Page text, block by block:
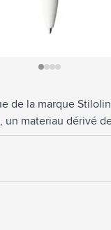
de la marque
un materiau dérivé
et
Avec « from
Fabriqué en Italie.